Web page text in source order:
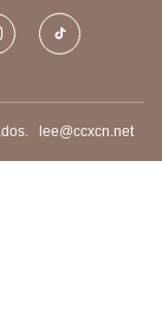
lee@ccxcn.net